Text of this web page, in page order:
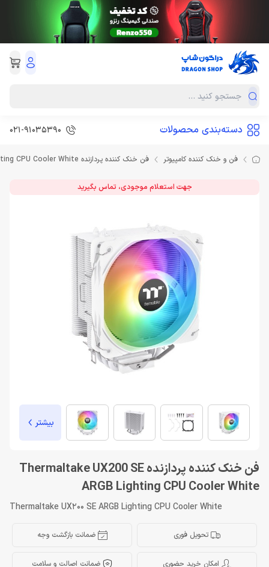
دسته‌بندی محصولات 021-91035390
فن و خنک کننده کامپیوتر فن خنک کننده پردازنده Thermaltake UX200 SE ARGB Lighting CPU Cooler White
جهت استعلام موجودی، تماس بگیرید
بیشتر
فن خنک کننده پردازنده Thermaltake UX200 SE
ARGB Lighting CPU Cooler White
Thermaltake UX200 SE ARGB Lighting CPU Cooler White
تحویل فوری ضمانت بازگشت وجه
امکان خرید حضوری ضمانت اصالت و سلامت